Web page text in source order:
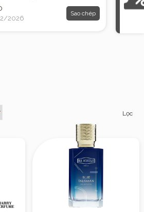
2026
Sao chép
Lọc